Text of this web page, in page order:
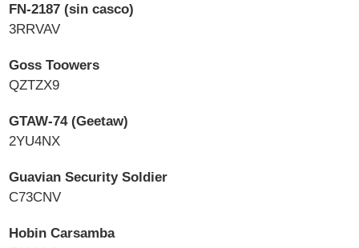
FN-2187 (sin casco)
3RRVAV
Goss Toowers
QZTZX9
GTAW-74 (Geetaw)
2YU4NX
Guavian Security Soldier
C73CNV
Hobin Carsamba